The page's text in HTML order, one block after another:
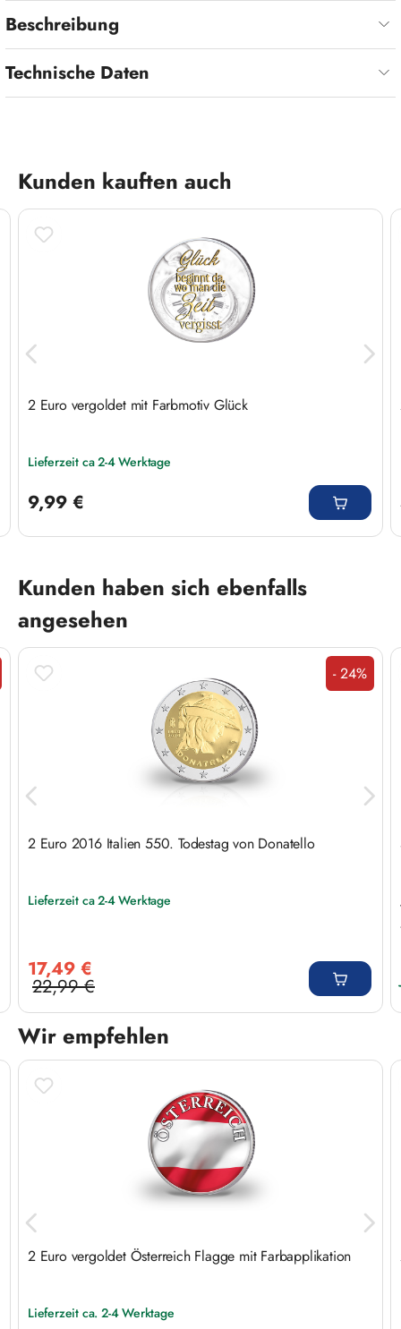
Beschreibung
Technische Daten
Produktgalerie überspringen
Kunden kauften auch
2 Euro vergoldet mit Farbmotiv Glück
Lieferzeit ca 2-4 Werktage
9,99 €
Produktgalerie überspringen
Kunden haben sich ebenfalls
angesehen
Rabatt
- 24%
2 Euro 2016 Italien 550. Todestag von Donatello
Lieferzeit ca 2-4 Werktage
17,49 €
Regulärer Preis:
22,99 €
Wir empfehlen
Produktgalerie überspringen
2 Euro vergoldet Österreich Flagge mit Farbapplikation
Lieferzeit ca. 2-4 Werktage